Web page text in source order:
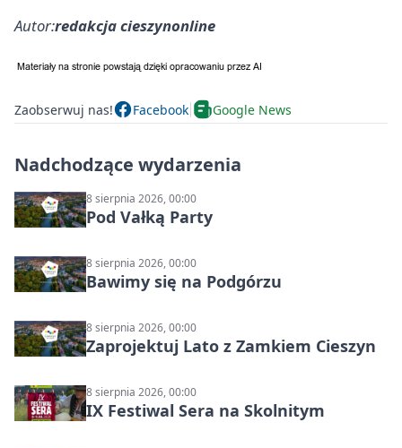
Autor:redakcja cieszynonline
Zaobserwuj nas! Facebook Google News
Nadchodzące wydarzenia
8 sierpnia 2026, 00:00
Pod Vałką Party
8 sierpnia 2026, 00:00
Bawimy się na Podgórzu
8 sierpnia 2026, 00:00
Zaprojektuj Lato z Zamkiem Cieszyn
8 sierpnia 2026, 00:00
IX Festiwal Sera na Skolnitym